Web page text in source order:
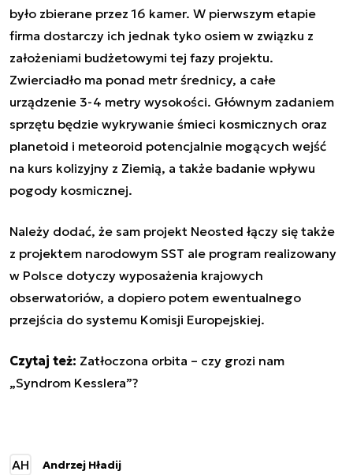
było zbierane przez 16 kamer. W pierwszym etapie
firma dostarczy ich jednak tyko osiem w związku z
założeniami budżetowymi tej fazy projektu.
Zwierciadło ma ponad metr średnicy, a całe
urządzenie 3-4 metry wysokości. Głównym zadaniem
sprzętu będzie wykrywanie śmieci kosmicznych oraz
planetoid i meteoroid potencjalnie mogących wejść
na kurs kolizyjny z Ziemią, a także badanie wpływu
pogody kosmicznej.
Należy dodać, że sam projekt Neosted łączy się także
z projektem narodowym SST ale program realizowany
w Polsce dotyczy wyposażenia krajowych
obserwatoriów, a dopiero potem ewentualnego
przejścia do systemu Komisji Europejskiej.
Czytaj też: Zatłoczona orbita – czy grozi nam
„Syndrom Kesslera”?
AH Andrzej Hładij